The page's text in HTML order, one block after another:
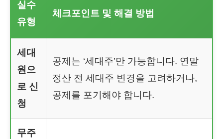
실수
유형
체크포인트 및 해결 방법
세대
원으
로 신
청
공제는 ‘세대주’만 가능합니다. 연말
정산 전 세대주 변경을 고려하거나,
공제를 포기해야 합니다.
무주